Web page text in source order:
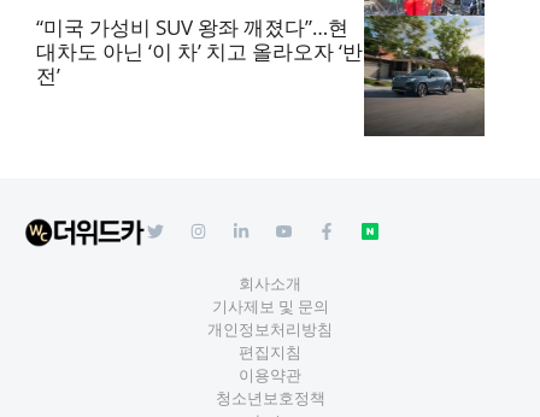
“미국 가성비 SUV 왕좌 깨졌다”…현
대차도 아닌 ‘이 차’ 치고 올라오자 ‘반
전’
회사소개
기사제보 및 문의
개인정보처리방침
편집지침
이용약관
청소년보호정책